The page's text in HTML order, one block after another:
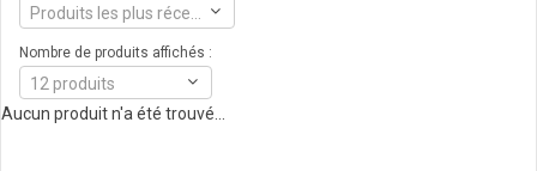
Nombre de produits affichés :
12 produits
Aucun produit n'a été trouvé...